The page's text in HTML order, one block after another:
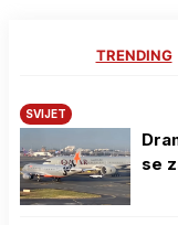
TRENDING
SVIJET
se